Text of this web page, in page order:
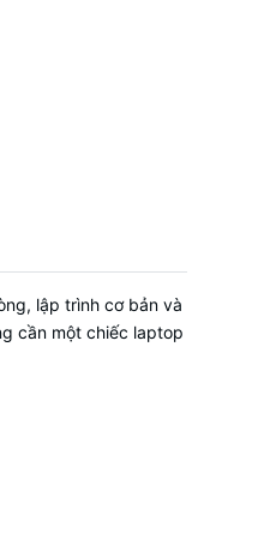
lập trình cơ bản và
cần một chiếc laptop